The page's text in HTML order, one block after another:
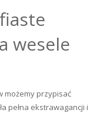
wesele
możemy przypisać
pełna ekstrawagancji i